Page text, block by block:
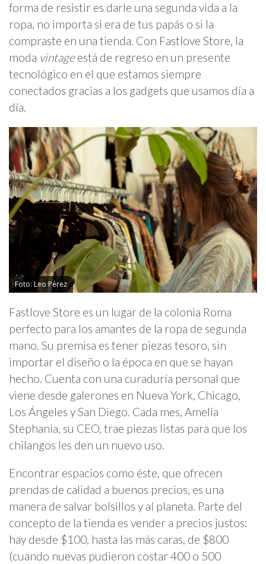
forma de resistir es darle una segunda vida a la
ropa, no importa si era de tus papás o si la
compraste en una tienda. Con Fastlove Store, la
moda vintageestá de regreso en un presente
tecnológico en el que estamos siempre
conectados gracias a los gadgets que usamos día a
día.
Foto: Leo Pérez
Fastlove Store es un lugar de la colonia Roma
perfecto para los amantes de la ropa de segunda
mano. Su premisa es tener piezas tesoro, sin
importar el diseño o la época en que se hayan
hecho. Cuenta con una curaduría personal que
viene desde galerones en Nueva York, Chicago,
Los Ángeles y San Diego. Cada mes, Amelia
Stephania, su CEO, trae piezas listas para que los
chilangos les den un nuevo uso.
Encontrar espacios como éste, que ofrecen
prendas de calidad a buenos precios, es una
manera de salvar bolsillos y al planeta. Parte del
concepto de la tienda es vender a precios justos:
hay desde $100, hasta las más caras, de $800
(cuando nuevas pudieron costar 400 o 500